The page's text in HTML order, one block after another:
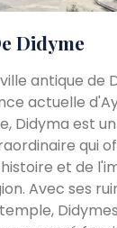
Didyme
antique de
actuelle
Didyma est
qui
et de
Avec ses